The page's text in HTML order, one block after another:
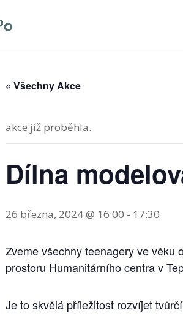
« Všechny Akce
akce již proběhla.
Dílna
26 března, 2024 @ 16:00 - 17:30
Zveme všechny teenagery ve věku
prostoru Humanitárního centra v
Je to skvělá příležitost rozvíjet